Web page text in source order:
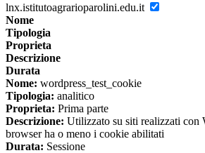
lnx.istitutoagrarioparolini.edu.it
Nome
Tipologia
Proprieta
Descrizione
Durata
Nome: wordpress_test_cookie
Tipologia: analitico
Proprieta: Prima parte
Descrizione: Utilizzato su siti realizzati con
browser ha o meno i cookie abilitati
Durata: Sessione